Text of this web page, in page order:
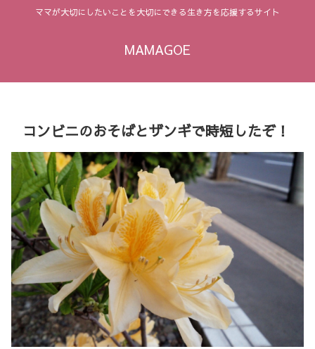
ママが大切にしたいことを大切にできる生き方を応援するサイト
MAMAGOE
コンビニのおそばとザンギで時短したぞ！